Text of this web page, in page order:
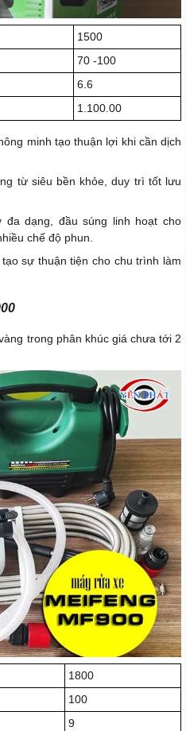
1500
70 -100
6.6
1.100.00
minh tạo thuận lợi khi cần dịch
từ siêu bền khỏe, duy trì tốt lưu
đa dạng, đầu súng linh hoạt cho
chế độ phun.
sự thuận tiện cho chu trình làm
trong phân khúc giá chưa tới 2
1800
100
9